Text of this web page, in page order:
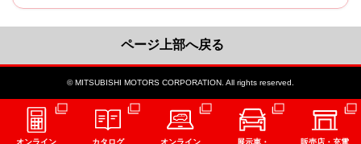
ページ上部へ戻る
© MITSUBISHI MOTORS CORPORATION. All rights reserved.
オンライン カタログ オンライン 展示車・ 販売店・充電